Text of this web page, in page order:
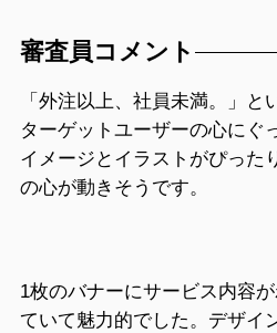
審査員コメント
「外注以上、社員未満。」と
ターゲットユーザーの心にぐ
イメージとイラストがぴった
の心が動きそうです。
1枚のバナーにサービス内容
ていて魅力的でした。デザイ